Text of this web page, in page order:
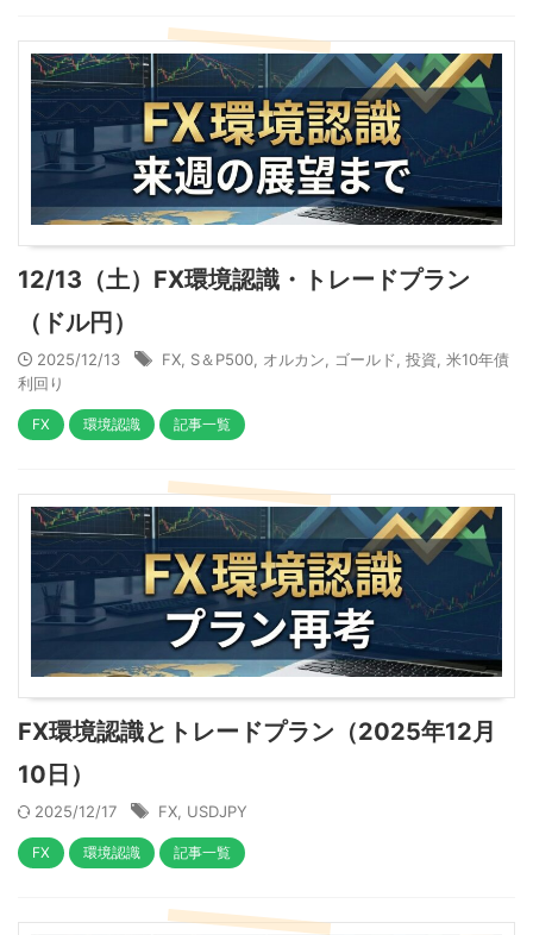
12/13（土）FX環境認識・トレードプラン
（ドル円）
2025/12/13 FX, S＆P500, オルカン, ゴールド, 投資, 米10年債
利回り
FX 環境認識 記事一覧
FX環境認識とトレードプラン（2025年12月
10日）
2025/12/17 FX USDJPY
FX 環境認識 記事一覧